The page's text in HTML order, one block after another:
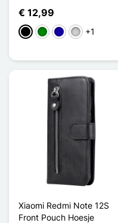
€ 12,99
ZwartGroenDonkerblauw
Zilver
+1
Xiaomi Redmi Note 12S
Front Pouch Hoesje